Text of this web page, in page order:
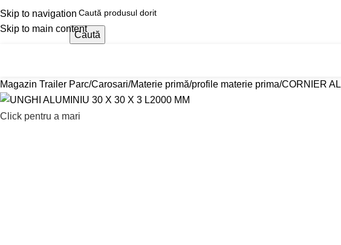
Skip to navigation
Skip to main content
Caută
Magazin Trailer Parc Carosari Materie primă profile materie prima CORNIER
Click pentru a mari